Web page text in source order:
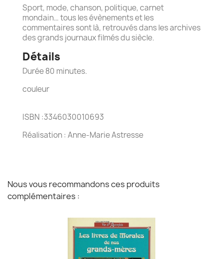
Sport, mode, chanson, politique, carnet
mondain… tous les évènements et les
commentaires sont là, retrouvés dans les archives
des grands journaux filmés du siècle.
Détails
Durée 80 minutes.
couleur
ISBN :3346030010693
Réalisation : Anne-Marie Astresse
Nous vous recommandons ces produits
complémentaires :